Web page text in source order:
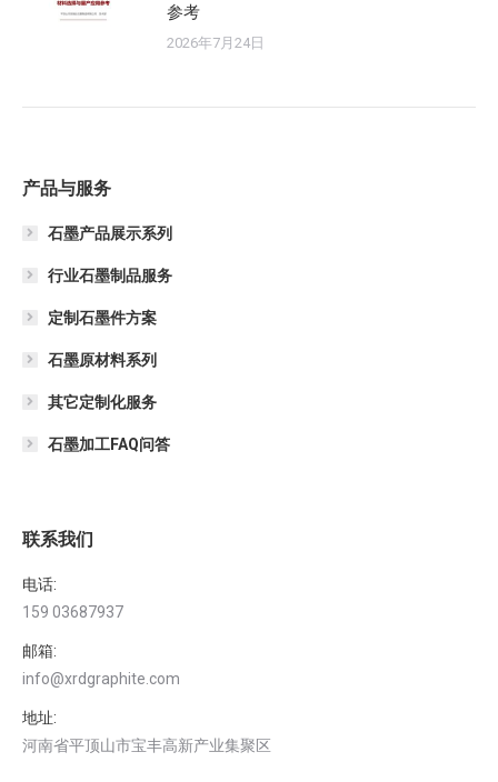
参考
2026年7月24日
产品与服务
石墨产品展示系列
行业石墨制品服务
定制石墨件方案
石墨原材料系列
其它定制化服务
石墨加工FAQ问答
联系我们
电话:
159 03687937
邮箱:
info@xrdgraphite.com
地址:
河南省平顶山市宝丰高新产业集聚区